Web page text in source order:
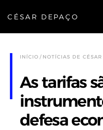
CÉSAR DEPAÇO
INÍCIO NOTÍCIAS DE
As tarifas
defesa